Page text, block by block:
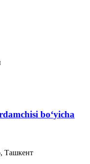
bo‘yicha
Ташкент